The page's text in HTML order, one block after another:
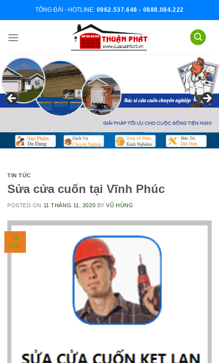
TỔNG ĐÀI - HOTLINE: 0962.537.648 - 0888.084.222
TIN TỨC
Sửa cửa cuốn tại Vĩnh Phúc
POSTED ON 11 THÁNG 11, 2020 BYVŨ HÙNG
11
TH11